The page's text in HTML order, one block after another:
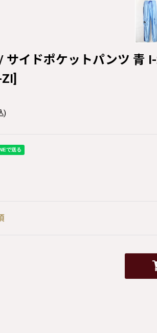
/ サイドポケットパンツ 青
]
)